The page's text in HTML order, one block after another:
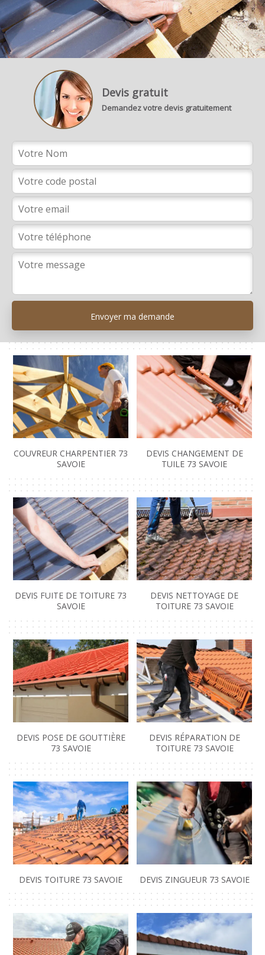
Devis gratuit
Demandez votre devis gratuitement
COUVREUR CHARPENTIER 73
SAVOIE
DEVIS CHANGEMENT DE
TUILE 73 SAVOIE
DEVIS FUITE DE TOITURE 73
SAVOIE
DEVIS NETTOYAGE DE
TOITURE 73 SAVOIE
DEVIS POSE DE GOUTTIÈRE
73 SAVOIE
DEVIS RÉPARATION DE
TOITURE 73 SAVOIE
DEVIS TOITURE 73 SAVOIE DEVIS ZINGUEUR 73 SAVOIE